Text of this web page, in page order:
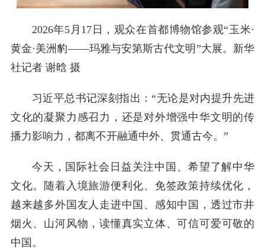
2026年5月17日，观众在首都博物馆参观“玉米·
黄金·美洲豹——玛雅与安第斯古代文明”大展。新华
社记者 谢晗 摄
习近平总书记深刻指出：“无论是对内提升先进
文化的凝聚力感召力，还是对外增强中华文明的传
播力影响力，都离不开融通中外、贯通古今。”
今天，国际社会日益关注中国、希望了解中华
文化。随着入境旅游便利化、免签政策持续优化，
越来越多外国友人走进中国、感知中国，透过市井
烟火、山河风物，读懂真实立体、可信可爱可敬的
中国。